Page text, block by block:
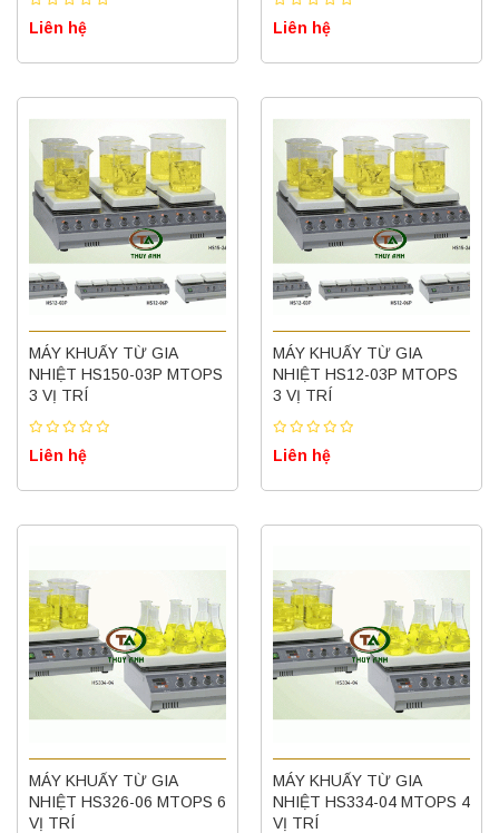
Liên hệ Liên hệ
MÁY KHUẤY TỪ GIA
NHIỆT HS150-03P MTOPS
3 VỊ TRÍ
Liên hệ
MÁY KHUẤY TỪ GIA
NHIỆT HS12-03P MTOPS
3 VỊ TRÍ
Liên hệ
MÁY KHUẤY TỪ GIA
NHIỆT HS326-06 MTOPS 6
VỊ TRÍ
MÁY KHUẤY TỪ GIA
NHIỆT HS334-04 MTOPS 4
VỊ TRÍ
Máy quang kế ngọn lửa FP7202 PEAK
chính hãng – Độ chính xác cao, vận hành
ổn định
Liên hệ
Nồi hấp chân không BKQ-B50V BIOBASE
(50 Lít) – Giải pháp tiệt trùng hiệu quả
Liên hệ